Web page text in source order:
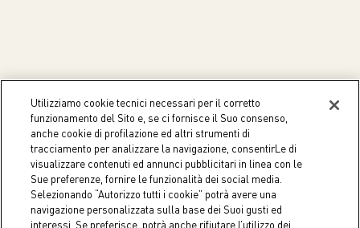
Utilizziamo cookie tecnici necessari per il corretto
funzionamento del Sito e, se ci fornisce il Suo consenso,
anche cookie di profilazione ed altri strumenti di
tracciamento per analizzare la navigazione, consentirLe di
visualizzare contenuti ed annunci pubblicitari in linea con le
Sue preferenze, fornire le funzionalità dei social media.
Selezionando “Autorizzo tutti i cookie” potrà avere una
navigazione personalizzata sulla base dei Suoi gusti ed
interessi. Se preferisce, potrà anche rifiutare l’utilizzo dei